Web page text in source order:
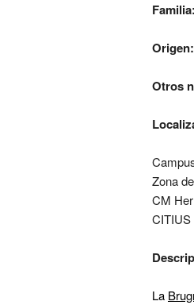
Familia:
Origen:
Otros
Zona
CM
CITIUS
La